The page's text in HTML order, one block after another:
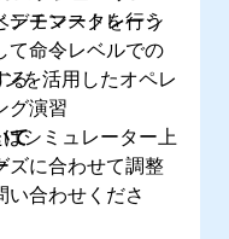
ンチマークを行う
て命令レベルでの
る
デモンストレーシ
を活用したオペレ
グ演習
シミュレーター上
て
ズに合わせて調整
い合わせくださ